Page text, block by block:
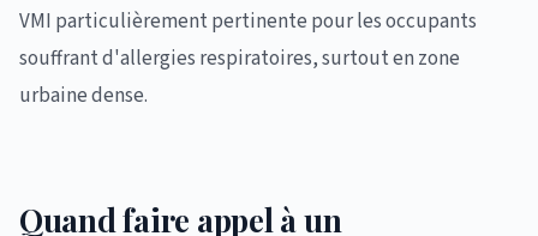
VMI particulièrement pertinente pour les occupants
souffrant d'allergies respiratoires, surtout en zone
urbaine dense.
Quand faire appel à un
Navigation rapide